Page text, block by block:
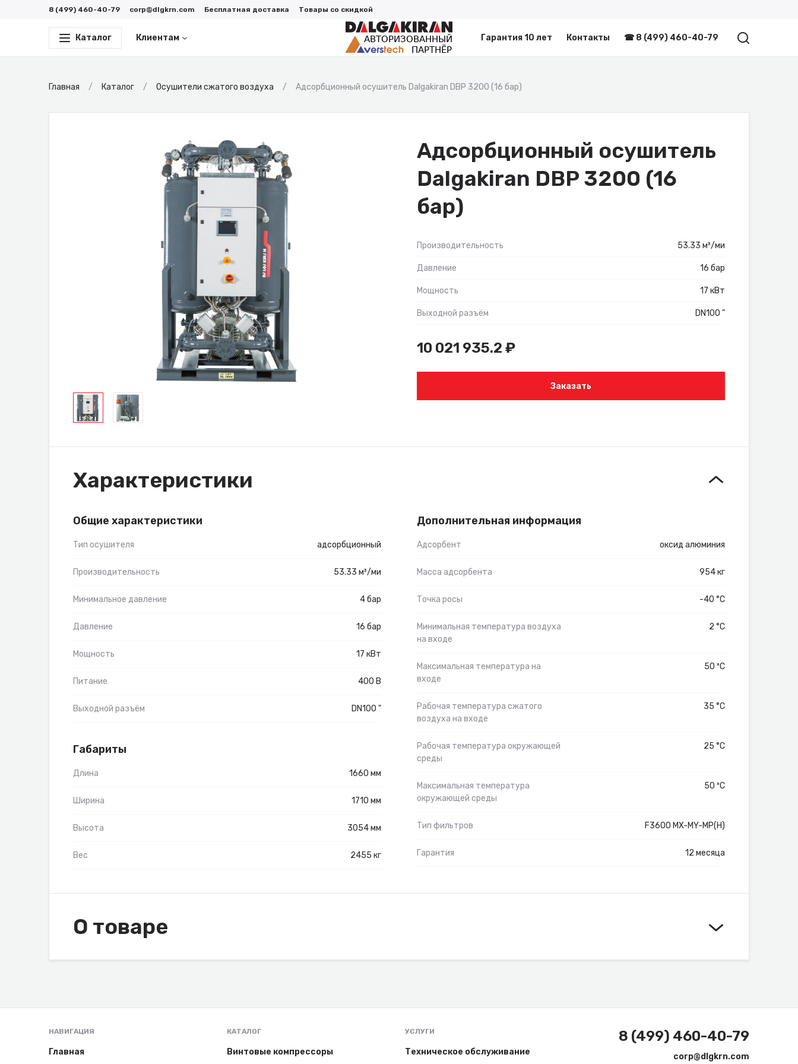
8 (499) 460-40-79 corp@dlgkrn.com Бесплатная доставка Товары со скидкой
Каталог Клиентам Гарантия 10 лет Контакты ☎ 8 (499) 460-40-79
Главная Каталог Осушители сжатого воздуха Адсорбционный осушитель Dalgakiran DBP 3200 (16 бар)
Адсорбционный осушитель
Dalgakiran DBP 3200 (16
бар)
Производительность 53.33 м³/ми
Давление 16 бар
Мощность 17 кВт
Выходной разъём DN100 "
10 021 935.2 ₽
Заказать
Характеристики
Общие характеристики
Тип осушителя адсорбционный
Производительность 53.33 м³/ми
Минимальное давление 4 бар
Давление 16 бар
Мощность 17 кВт
Питание 400 В
Выходной разъём DN100 "
Дополнительная информация
Адсорбент оксид алюминия
Масса адсорбента 954 кг
Точка росы -40 °C
Минимальная температура воздуха
на входе
2 °C
Максимальная температура на
входе
50 ºС
Рабочая температура сжатого
воздуха на входе
35 °C
Рабочая температура окружающей
среды
25 °C
Максимальная температура
окружающей среды
50 ºС
Тип фильтров F3600 MX-MY-MP(H)
Гарантия 12 месяца
Габариты
Длина 1660 мм
Ширина 1710 мм
Высота 3054 мм
Вес 2455 кг
О товаре
НАВИГАЦИЯ
Главная
КАТАЛОГ
Винтовые компрессоры
УСЛУГИ
Техническое обслуживание
8 (499) 460-40-79
corp@dlgkrn.com